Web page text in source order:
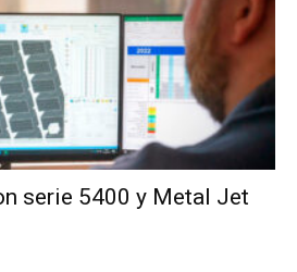
serie 5400 y Metal Jet